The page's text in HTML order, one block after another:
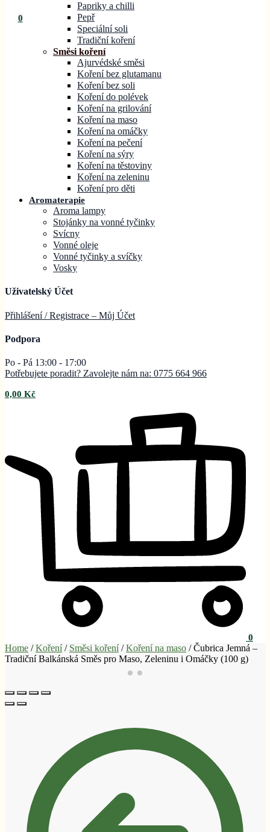
0
Papriky a chilli
Pepř
Speciální soli
Tradiční koření
Směsi koření
Ajurvédské směsi
Koření bez glutamanu
Koření bez soli
Koření do polévek
Koření na grilování
Koření na maso
Koření na omáčky
Koření na pečení
Koření na sýry
Koření na těstoviny
Koření na zeleninu
Koření pro děti
Aromaterapie
Aroma lampy
Stojánky na vonné tyčinky
Svícny
Vonné oleje
Vonné tyčinky a svíčky
Vosky
Uživatelský Účet
Přihlášení / Registrace – Můj Účet
Podpora
Po - Pá 13:00 - 17:00
Potřebujete poradit? Zavolejte nám na: 0775 664 966
0,00 Kč
0
Home /Koření/ Směsi koření/Koření na maso /Čubrica Jemná –
Tradiční Balkánská Směs pro Maso, Zeleninu i Omáčky (100 g)